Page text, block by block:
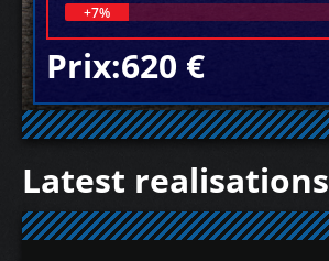
+7%
Prix:620 €
Latest realisations